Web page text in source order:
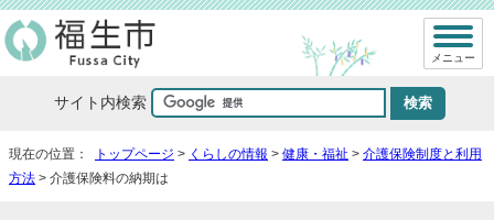
サイト内検索
メニュー
現在の位置： トップページ > くらしの情報 > 健康・福祉 > 介護保険制度と利用
方法 > 介護保険料の納期は